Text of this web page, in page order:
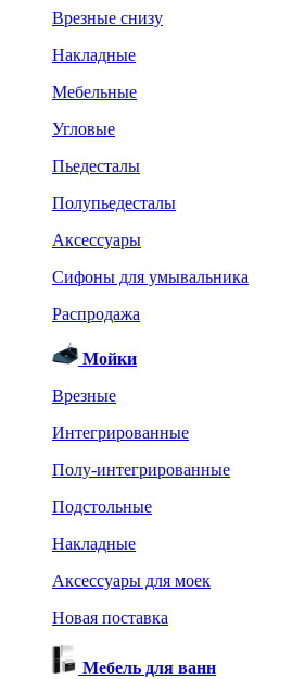
Врезные снизу
Накладные
Мебельные
Угловые
Пьедесталы
Полупьедесталы
Аксессуары
Сифоны для умывальника
Распродажа
Мойки
Врезные
Интегрированные
Полу-интегрированные
Подстольные
Накладные
Аксессуары для моек
Новая поставка
Мебель для ванн